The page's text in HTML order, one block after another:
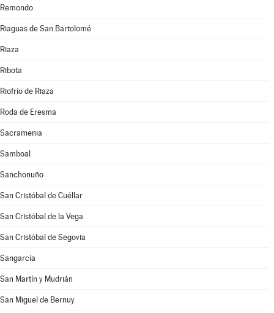
Remondo
Riaguas de San Bartolomé
Riaza
Ribota
Riofrío de Riaza
Roda de Eresma
Sacramenia
Samboal
Sanchonuño
San Cristóbal de Cuéllar
San Cristóbal de la Vega
San Cristóbal de Segovia
Sangarcía
San Martín y Mudrián
San Miguel de Bernuy